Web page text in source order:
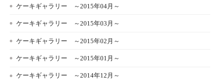
ケーキギャラリー ～2015年04月～
ケーキギャラリー ～2015年03月～
ケーキギャラリー ～2015年02月～
ケーキギャラリー ～2015年01月～
ケーキギャラリー ～2014年12月～